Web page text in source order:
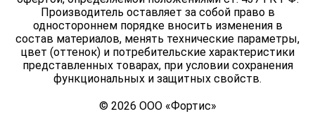
© 2026 ООО «Фортис»
Производитель оставляет за собой право в
одностороннем порядке вносить изменения в
состав материалов, менять технические параметры,
цвет (оттенок) и потребительские характеристики
представленных товарах, при условии сохранения
функциональных и защитных свойств.